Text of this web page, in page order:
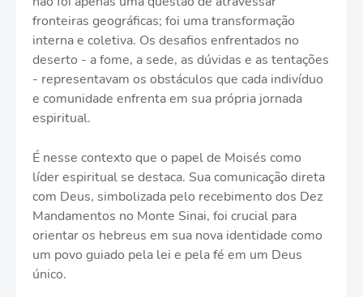
fronteiras geográficas; foi uma transformação
interna e coletiva. Os desafios enfrentados no
deserto - a fome, a sede, as dúvidas e as tentações
- representavam os obstáculos que cada indivíduo
e comunidade enfrenta em sua própria jornada
espiritual.
É nesse contexto que o papel de Moisés como
líder espiritual se destaca. Sua comunicação direta
com Deus, simbolizada pelo recebimento dos Dez
Mandamentos no Monte Sinai, foi crucial para
orientar os hebreus em sua nova identidade como
um povo guiado pela lei e pela fé em um Deus
único.